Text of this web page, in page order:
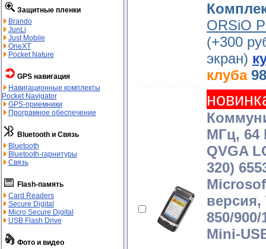
Защитные пленки
Brando
JunLi
Just Mobile
OneXT
Pocket Nature
GPS навигация
Навигационные комплекты
Pocket Navigator
GPS-приемники
Програмное обеспечение
Bluetooth и Связь
Bluetooth
Bluetooth-гарнитуры
Связь
Flash-память
Card Readers
Secure Digital
Micro Secure Digital
USB Flash Drive
Фото и видео
ORSiO
(+300
экран)
клуба
МГц, 64
QVGA
320)
850/
Mini-